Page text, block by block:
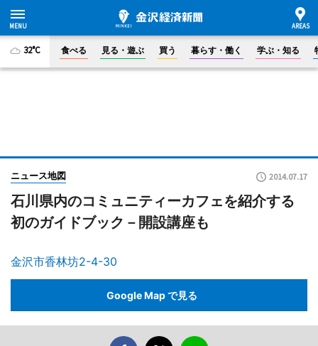
32°C 食べる 見る・遊ぶ 買う 暮らす・働く 学ぶ・知る
ニュース地図 2014.07.17
石川県内のコミュニティーカフェを紹介する
初のガイドブック－開設講座も
金沢市香林坊2-4-30
Google Map で見る